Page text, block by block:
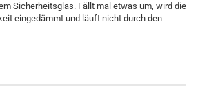
Sicherheitsglas. Fällt mal etwas um, wird die
eingedämmt und läuft nicht durch den